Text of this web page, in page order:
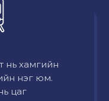
нь хамгийн
нэг юм.
цаг